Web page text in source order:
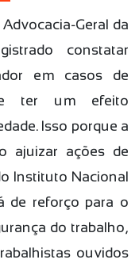
Geral da
constatar
em casos de
ter um efeito
Isso porque a
ajuizar ações de
Instituto Nacional
de reforço para o
do trabalho,
ouvidos